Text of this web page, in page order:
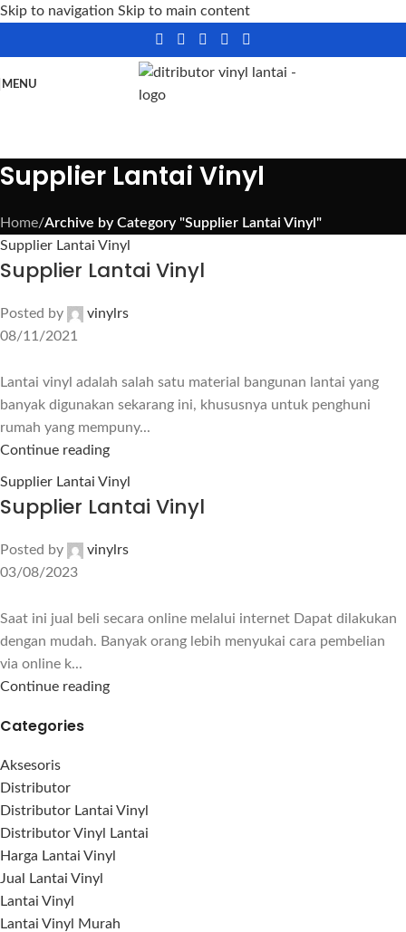
Skip to navigation Skip to main content
MENU
Supplier Lantai Vinyl
Home/Archive by Category "Supplier Lantai Vinyl"
Supplier Lantai Vinyl
Supplier Lantai Vinyl
Posted by
vinylrs
08/11/2021
Lantai vinyl adalah salah satu material bangunan lantai yang
banyak digunakan sekarang ini, khususnya untuk penghuni
rumah yang mempuny...
Continue reading
Supplier Lantai Vinyl
Supplier Lantai Vinyl
Posted by
vinylrs
03/08/2023
Saat ini jual beli secara online melalui internet Dapat dilakukan
dengan mudah. Banyak orang lebih menyukai cara pembelian
via online k...
Continue reading
Categories
Aksesoris
Distributor
Distributor Lantai Vinyl
Distributor Vinyl Lantai
Harga Lantai Vinyl
Jual Lantai Vinyl
Lantai Vinyl
Lantai Vinyl Murah